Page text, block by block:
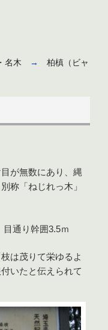
名木 → 柏槙（ビャ
が無数にあり、縄
称「ねじれっ木」
通り幹囲3.5ｍ
は茂りて栄ゆるよ
いたと伝えられて